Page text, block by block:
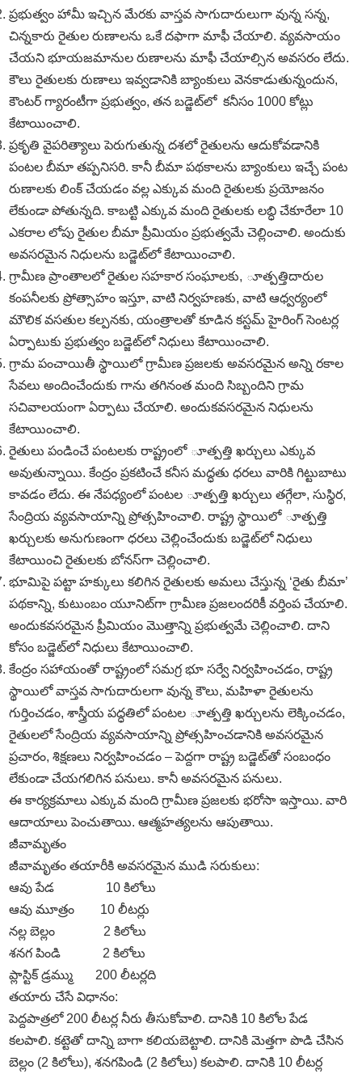
ప్రభుత్వం హామీ ఇచ్చిన మేరకు వాస్తవ సాగుదారులుగా వున్న సన్న,
చిన్నకారు రైతుల రుణాలను ఒకే దఫాగా మాఫీ చేయాలి. వ్యవసాయం
చేయని భూయజమానుల రుణాలను మాఫీ చేయాల్సిన అవసరం లేదు.
కౌలు రైతులకు రుణాలు ఇవ్వడానికి బ్యాంకులు వెనకాడుతున్నందున,
కౌంటర్‌ గ్యారంటీగా ప్రభుత్వం, తన బడ్జెట్‌లో కనీసం 1000 కోట్లు
కేటాయించాలి.
ప్రకృతి వైపరిత్యాలు పెరుగుతున్న దశలో రైతులను ఆదుకోవడానికి
పంటల బీమా తప్పనిసరి. కానీ బీమా పథకాలను బ్యాంకులు ఇచ్చే పంట
రుణాలకు లింక్‌ చేయడం వల్ల ఎక్కువ మంది రైతులకు ప్రయోజనం
లేకుండా పోతున్నది. కాబట్టి ఎక్కువ మంది రైతులకు లబ్ధి చేకూరేలా 10
ఎకరాల లోపు రైతుల బీమా ప్రీమియం ప్రభుత్వమే చెల్లించాలి. అందుకు
అవసరమైన నిధులను బడ్జెట్‌లో కేటాయించాలి.
గ్రామీణ ప్రాంతాలలో రైతుల సహకార సంఘాలకు, ూత్పత్తిదారుల
కంపనీలకు ప్రోత్సాహం ఇస్తూ, వాటి నిర్వహణకు, వాటి ఆధ్వర్యంలో
మౌలిక వసతుల కల్పనకు, యంత్రాలతో కూడిన కస్టమ్‌ హైరింగ్‌ సెంటర్ల
ఏర్పాటుకు ప్రభుత్వం బడ్జెట్‌లో నిధులు కేటాయించాలి.
గ్రామ పంచాయితీ స్థాయిలో గ్రామీణ ప్రజలకు అవసరమైన అన్ని రకాల
సేవలు అందించేందుకు గాను తగినంత మంది సిబ్బందిని గ్రామ
సచివాలయంగా ఏర్పాటు చేయాలి. అందుకవసరమైన నిధులను
కేటాయించాలి.
రైతులు పండించే పంటలకు రాష్ట్రంలో ూత్పత్తి ఖర్చులు ఎక్కువ
అవుతున్నాయి. కేంద్రం ప్రకటించే కనీస మద్ధతు ధరలు వారికి గిట్టుబాటు
కావడం లేదు. ఈ నేపధ్యంలో పంటల ూత్పత్తి ఖర్చులు తగ్గేలా, సుస్థిర,
సేంద్రియ వ్యవసాయాన్ని ప్రోత్సహించాలి. రాష్ట్ర స్థాయిలో ూత్పత్తి
ఖర్చులకు అనుగుణంగా ధరలు చెల్లించేందుకు బడ్జెట్‌లో నిధులు
కేటాయించి రైతులకు బోనస్‌గా చెల్లించాలి.
భూమిపై పట్టా హక్కులు కలిగిన రైతులకు అమలు చేస్తున్న ‘రైతు బీమా’
పథకాన్ని, కుటుంబం యూనిట్‌గా గ్రామీణ ప్రజలందరికీ వర్తింప చేయాలి.
అందుకవసరమైన ప్రీమియం మొత్తాన్ని ప్రభుత్వమే చెల్లించాలి. దాని
కోసం బడ్జెట్‌లో నిధులు కేటాయించాలి.
కేంద్రం సహాయంతో రాష్ట్రంలో సమగ్ర భూ సర్వే నిర్వహించడం, రాష్ట్ర
స్థాయిలో వాస్తవ సాగుదారులగా వున్న కౌలు, మహిళా రైతులను
గుర్తించడం, శాస్త్రీయ పద్ధతిలో పంటల ూత్పత్తి ఖర్చులను లెక్కించడం,
రైతులలో సేంద్రియ వ్యవసాయాన్ని ప్రోత్సహించడానికి అవసరమైన
ప్రచారం, శిక్షణలు నిర్వహించడం – పెద్దగా రాష్ట్ర బడ్జెట్‌తో సంబంధం
లేకుండా చేయగలిగిన పనులు. కానీ అవసరమైన పనులు.
ఈ కార్యక్రమాలు ఎక్కువ మంది గ్రామీణ ప్రజలకు భరోసా ఇస్తాయి. వారి
ఆదాయాలు పెంచుతాయి. ఆత్మహత్యలను ఆపుతాయి.
జీవామృతం
జీవామృతం తయారీకి అవసరమైన ముడి సరుకులు:
ఆవు పేడ 10 కిలోలు
ఆవు మూత్రం 10 లీటర్లు
నల్ల బెల్లం 2 కిలోలు
శనగ పిండి 2 కిలోలు
ప్లాస్టిక్‌ డ్రమ్ము 200 లీటర్లది
తయారు చేసే విధానం:
పెద్దపాత్రలో 200 లీటర్ల నీరు తీసుకోవాలి. దానికి 10 కిలోల పేడ
కలపాలి. కట్టెతో దాన్ని బాగా కలియబెట్టాలి. దానికి మెత్తగా పొడి చేసిన
బెల్లం (2 కిలోలు), శనగపిండి (2 కిలోలు) కలపాలి. దానికి 10 లీటర్ల